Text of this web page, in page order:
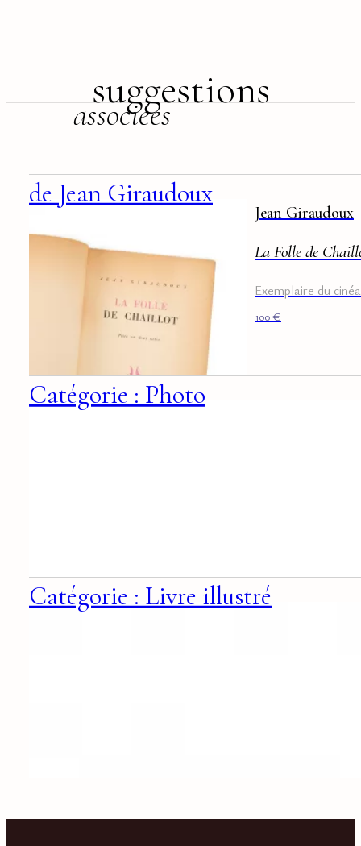
suggestions
associées
de Jean Giraudoux
Jean Giraudoux
La Folle de
Exemplaire du
100€
Catégorie : Photo
Catégorie : Livre illustré